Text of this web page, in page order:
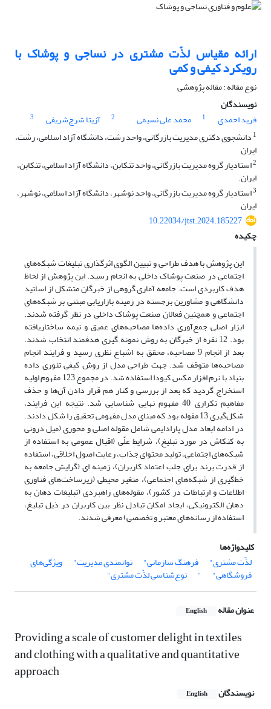
ارائه مقیاس لذّت مشتری در نساجی و پوشاک با
رویکرد کیفی و کمی
نوع مقاله : مقاله پژوهشی
نویسندگان
فرید احمدی
1 محمد علی نسیمی 2 آزیتا شرج‌شریفی
3
1 دانشجوی دکتری مدیریت بازرگانی، واحد رشت، دانشگاه آزاد اسلامی، رشت،
ایران
2استادیار گروه مدیریت بازرگانی، واحد تنکابن، دانشگاه آزاد اسلامی، تنکابن،
ایران.
3استادیار گروه مدیریت بازرگانی، واحد نوشهر، دانشگاه آزاد اسلامی، نوشهر،
ایران
10.22034/jtst.2024.185227
چکیده
این پژوهش با هدف طراحی و تبیین الگوی اثرگذاری تبلیغات شبکه‌های
اجتماعی در صنعت پوشاک داخلی به انجام رسید. این پژوهش از لحاظ
هدف کاربردی است. جامعه آماری گروهی از خبرگان متشکل از اساتید
دانشگاهی و مشاورین برجسته در زمینه بازاریابی مبتنی بر شبکه‌های
اجتماعی و همچنین فعالان صنعت پوشاک داخلی در نظر گرفته شدند.
ابزار اصلی جمع‌آوری داده‌ها مصاحبه‌های عمیق و نیمه ساختاریافته
بود. 12 نفره از خبرگان به روش نمونه گیری هدفمند انتخاب شدند.
بعد از انجام 9 مصاحبه، محقق به اشباع نظری رسید و فرایند انجام
مصاحبه‌ها متوقف شد. جهت طراحی مدل از روش کیفی تئوری داده
بنیاد با نرم افزار مکس کیودا استفاده شد. در مجموع 123 مفهوم اولیه
استخراج گردید که بعد از بررسی و کنار هم قرار دادن آن‌ها و حذف
مفاهیم تکراری 40 مفهوم نهایی شناسایی شد. نتیجه این فرایند،
شکل‌گیری 13 مقوله بود که مبنای مدل مفهومی تحقیق را شکل دادند.
در ادامه ابعاد مدل پارادایمی شامل مقوله اصلی و محوری (میل درونی
به کنکاش در مورد تبلیغ)، شرایط علّی (اقبال عمومی به استفاده از
شبکه‌های اجتماعی، تولید محتوای جذاب، رعایت اصول اخلاقی، استفاده
از قدرت برند برای جلب اعتماد کاربران)، زمینه ای (گرایش جامعه به
خط‌گیری از شبکه‌های اجتماعی)، متغیر محیطی (زیرساخت‌های فناوری
اطلاعات و ارتباطات در کشور)، مقوله‌های راهبردی (تبلیغات دهان به
دهان الکترونیکی، ایجاد امکان تبادل نظر بین کاربران در ذیل تبلیغ،
استفاده از رسانه‌های معتبر و تخصصی) معرفی شدند.
کلیدواژه‌ها
لذّت مشتری"
فرهنگ سازمانی" توانمندی مدیریت" ویژگی‌های
فروشگاهی" " نوع‌شناسی لذّت مشتری"
عنوان مقاله English
Providing a scale of customer delight in textiles
and clothing with a qualitative and quantitative
approach
نویسندگان English